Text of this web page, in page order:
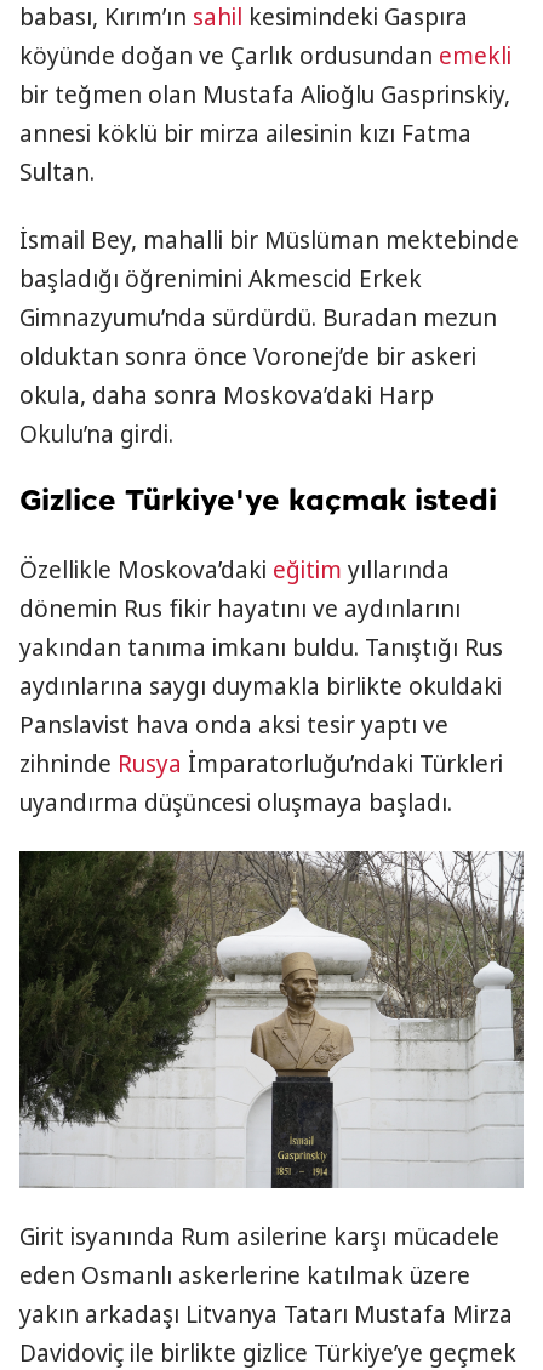
babası, Kırım’ın sahil kesimindeki Gaspıra
köyünde doğan ve Çarlık ordusundan emekli
bir teğmen olan Mustafa Alioğlu Gasprinskiy,
annesi köklü bir mirza ailesinin kızı Fatma
Sultan.
İsmail Bey, mahalli bir Müslüman mektebinde
başladığı öğrenimini Akmescid Erkek
Gimnazyumu’nda sürdürdü. Buradan mezun
olduktan sonra önce Voronej’de bir askeri
okula, daha sonra Moskova’daki Harp
Okulu’na girdi.
Gizlice Türkiye'ye kaçmak istedi
Özellikle Moskova’daki eğitim yıllarında
dönemin Rus fikir hayatını ve aydınlarını
yakından tanıma imkanı buldu. Tanıştığı Rus
aydınlarına saygı duymakla birlikte okuldaki
Panslavist hava onda aksi tesir yaptı ve
zihninde Rusya İmparatorluğu’ndaki Türkleri
uyandırma düşüncesi oluşmaya başladı.
Girit isyanında Rum asilerine karşı mücadele
eden Osmanlı askerlerine katılmak üzere
yakın arkadaşı Litvanya Tatarı Mustafa Mirza
Davidoviç ile birlikte gizlice Türkiye’ye geçmek